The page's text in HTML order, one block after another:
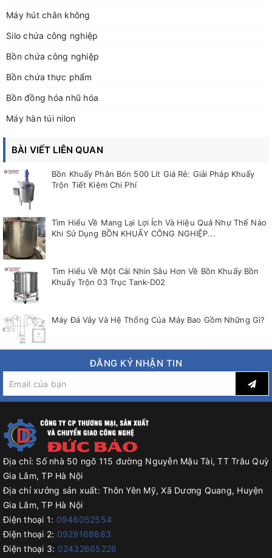
Máy hút chân không
Silo chứa công nghiệp
Bồn chứa công nghiệp
Bồn chứa thực phẩm
Bồn đồng hóa nhũ hóa
Máy hàn túi nilon
BÀI VIẾT LIÊN QUAN
Bồn Khuấy Phân Bón 500 Lít Giá Rẻ: Giải Pháp Khuấy
Trộn Tiết Kiệm Chi Phí
Tìm Hiểu Về Mang Lại Lợi Ích Và Hiệu Quả Như Thế Nào
Khi Sử Dụng BỒN KHUẤY CÔNG NGHIỆP...
Tìm Hiểu Về Một Cái Nhìn Sâu Hơn Về Bồn Khuấy Bồn
Khuấy Trộn 03 Trục Tank-D02
Máy Đá Vảy Và Hệ Thống Của Máy Bao Gồm Những Gì?
ĐĂNG KÝ NHẬN TIN
Địa chỉ: Số nhà 50 ngõ 115 đường Nguyễn Mậu Tài, TT Trâu Quỳ
Gia Lâm, TP Hà Nội
Địa chỉ xưởng sản xuất: Thôn Yên Mỹ, Xã Dương Quang, Huyện
Gia Lâm, TP Hà Nội
Điện thoại 1: 0948052554
Điện thoại 2: 0929168883
Điện thoại 3: 02432665226